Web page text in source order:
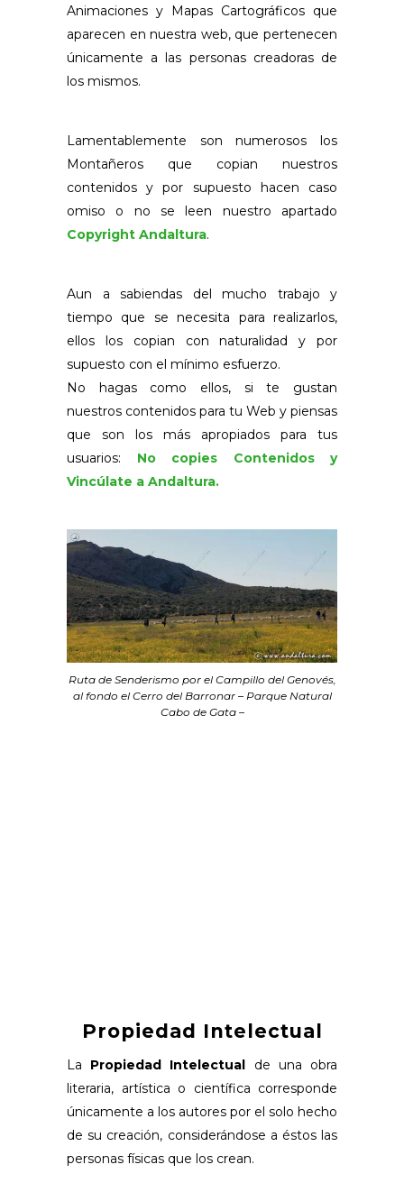
Animaciones y Mapas Cartográficos que
aparecen en nuestra web, que pertenecen
únicamente a las personas creadoras de
los mismos.
Lamentablemente son numerosos los
Montañeros que copian nuestros
contenidos y por supuesto hacen caso
omiso o no se leen nuestro apartado
Copyright Andaltura.
Aun a sabiendas del mucho trabajo y
tiempo que se necesita para realizarlos,
ellos los copian con naturalidad y por
supuesto con el mínimo esfuerzo.
No hagas como ellos, si te gustan
nuestros contenidos para tu Web y piensas
que son los más apropiados para tus
usuarios: No copies Contenidos y
Vincúlate a Andaltura.
Ruta de Senderismo por el Campillo del Genovés,
al fondo el Cerro del Barronar – Parque Natural
Cabo de Gata –
Propiedad Intelectual
La Propiedad Intelectual de una obra
literaria, artística o científica corresponde
únicamente a los autores por el solo hecho
de su creación, considerándose a éstos las
personas físicas que los crean.